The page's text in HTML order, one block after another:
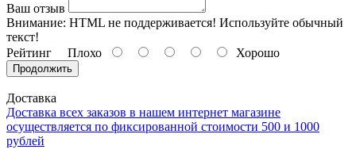
Ваш отзыв
Внимание: HTML не поддерживается! Используйте обычный
текст!
Рейтинг Плохо Хорошо
Продолжить
Доставка
Доставка всех заказов в нашем интернет магазине
осуществляется по фиксированной стоимости 500 и 1000
рублей